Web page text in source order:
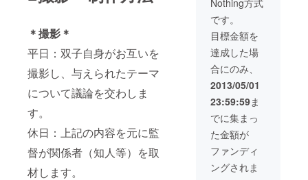
＊撮影＊
平日：双子自身がお互いを
撮影し、与えられたテーマ
について議論を交わしま
す。
休日：上記の内容を元に監
督が関係者（知人等）を取
材します。
い方にはメッ
セージにてご連
絡させていただ
きます。 ・エン
ドロールにクレ
ジットさせてい
ただきます。 ・
完成DVDを送付
ます。 ・完成上
映会 兼 双子
座談会へ招待
（8月下旬＠京
都） 本作品の上
映会へご招待さ
せていただきま
Nothing方式
です。
目標金額を
達成した場
合にのみ、
2013/05/01
23:59:59ま
でに集まっ
た金額が
ファンディ
ングされま